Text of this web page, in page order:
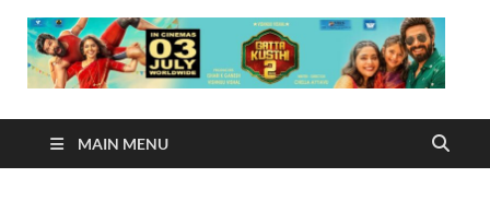
MAIN MENU